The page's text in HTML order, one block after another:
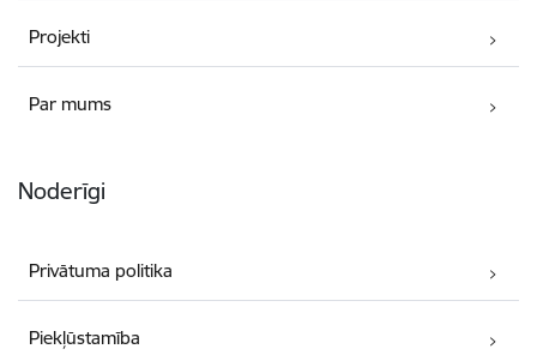
Projekti
Par mums
Noderīgi
Privātuma politika
Piekļūstamība